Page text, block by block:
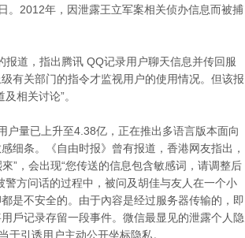
。2012年，因泄露王立军案相关侦办信息而被捕
道，指出腾讯 QQ记录用户聊天信息并传回服
有关部门的指令才监视用户的使用情况。但该报
相关讨论”。
户量已上升至4.38亿，正在推出多语言版本面向
细条。《自由时报》曾有报道，香港网友指出，
”，会出现“您传送的信息包含敏感词，请调整后
方问话的过程中，被问及胡佳与友人在一个小
是不安全的。由于內容是经过服务器传输的，即
戶记录存留一段事件。微信最显见的泄露个人隐
于引诱用户主动公开坐标隐私。